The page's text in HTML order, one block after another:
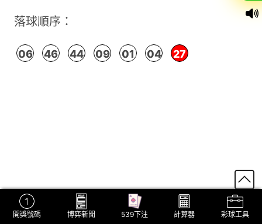
落球順序：
06 46 44 09 01 04 27
開獎號碼 博弈新聞 539下注 計算器 彩球工具